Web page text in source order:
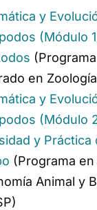
y
(Módulo
en
y
(Módulo
y Práctica
(Programa
Animal y